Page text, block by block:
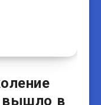
вышло в